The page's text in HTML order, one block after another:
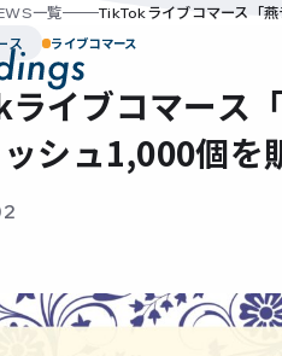
一覧 TikTokライブコマース「
ス ライブコマース
イブコマース
シュ1,000個を